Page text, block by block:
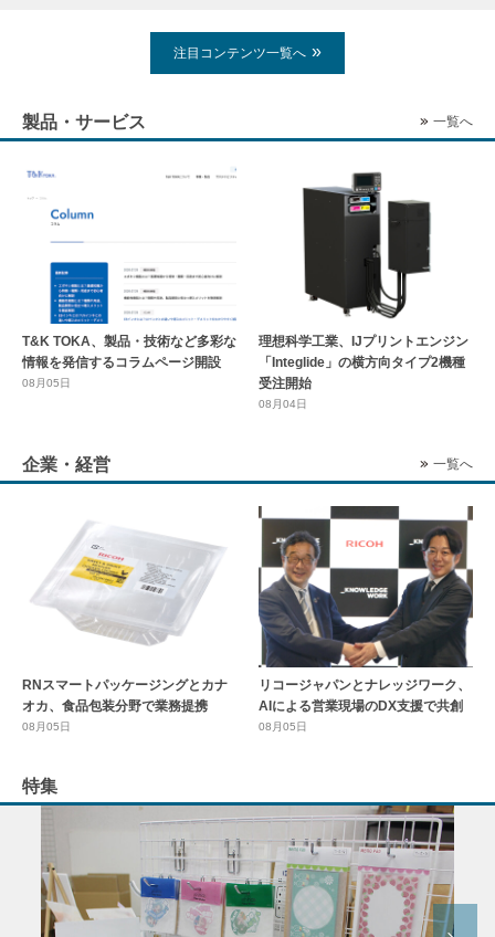
注目コンテンツ一覧へ
製品・サービス 一覧へ
T&K TOKA、製品・技術など多彩な
情報を発信するコラムページ開設
08月05日
理想科学工業、IJプリントエンジン
「Integlide」の横方向タイプ2機種
受注開始
08月04日
企業・経営 一覧へ
RNスマートパッケージングとカナ
オカ、食品包装分野で業務提携
08月05日
リコージャパンとナレッジワーク、
AIによる営業現場のDX支援で共創
08月05日
特集